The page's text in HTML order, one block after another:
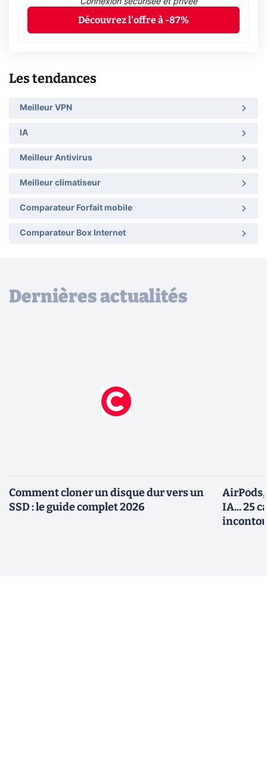
Connexion sécurisée et privée
Découvrez l'offre à -87%
Les tendances
Meilleur VPN
IA
Meilleur Antivirus
Meilleur climatiseur
Comparateur Forfait mobile
Comparateur Box Internet
Dernières actualités
Comment cloner un disque dur vers un
SSD : le guide complet 2026
IA... 25